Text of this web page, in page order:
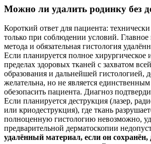
Можно ли удалить родинку без
Короткий ответ для пациента:
только при соблюдении условий.
метода и обязательная гистология
Если планируется полное хирургическое
пределах здоровых тканей с захватом
образования и дальнейшей гистологией,
желательна, но не является
обезопасить пациента. Диагноз
Если планируется деструкция (лазер,
или криодеструкция), где ткань
полноценную гистологию невозможно,
предварительной дерматоскопии
удалённый материал, если он